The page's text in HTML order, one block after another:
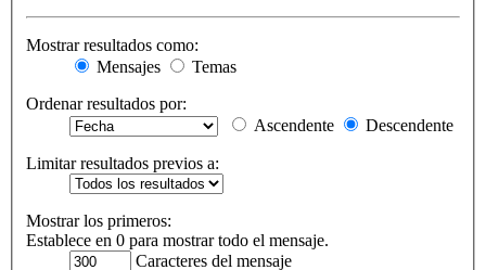
Mostrar resultados como:
Mensajes
Temas
Ordenar resultados por:
Ascendente
Descendente
Limitar resultados previos a:
Mostrar los primeros:
Establece en 0 para mostrar todo el mensaje.
Caracteres del mensaje